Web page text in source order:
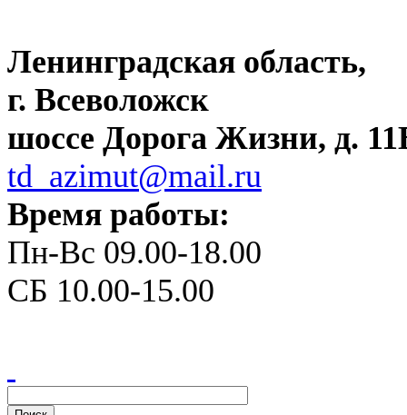
Ленинградская область,
г. Всеволожск
шоссе Дорога Жизни, д.
td_azimut@mail.ru
Время работы:
Пн-Вс 09.00-18.00
СБ 10.00-15.00